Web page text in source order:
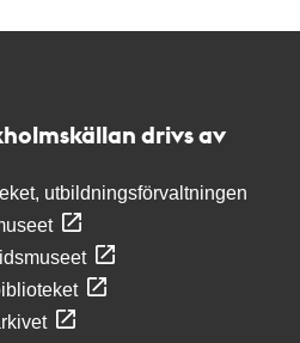
drivs av
utbildningsförvaltningen